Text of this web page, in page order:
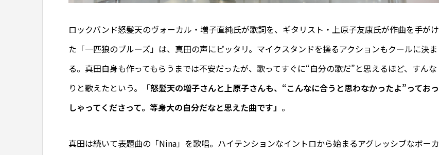
ロックバンド怒髪天のヴォーカル・増子直純氏が歌詞を、ギタリスト・上原子友康氏が作曲を手がけ
た「一匹狼のブルーズ」は、真田の声にピッタリ。マイクスタンドを操るアクションもクールに決ま
る。真田自身も作ってもらうまでは不安だったが、歌ってすぐに“自分の歌だ”と思えるほど、すんな
りと歌えたという。
「怒髪天の増子さんと上原子さんも、“こんなに合うと思わなかったよ”っておっ
しゃってくださって。等身大の自分だなと思えた曲です」 。
真田は続いて表題曲の「Nina」を歌唱。ハイテンションなイントロから始まるアグレッシブなボーカ